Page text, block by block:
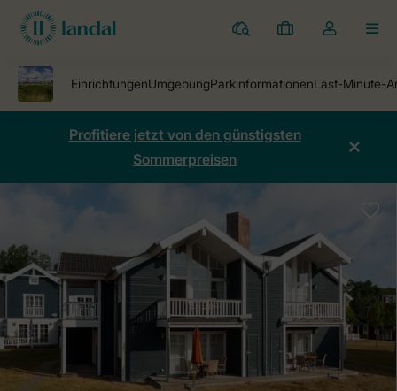
Ferienparks
Meine
Dropdown-
öffnen
Profitiere jetzt von den günstigsten
Sommerpreisen